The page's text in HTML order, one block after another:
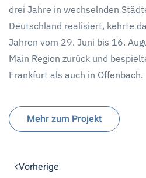
drei Jahre in wechselnden
Deutschland realisiert, kehrte
Jahren vom 29. Juni bis 16.
Main Region zurück und
Frankfurt als auch in Offenbach.
Mehr zum Projekt
Vorherige